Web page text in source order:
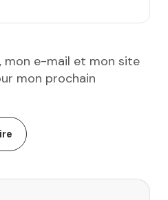
mon e-mail et mon site
mon prochain